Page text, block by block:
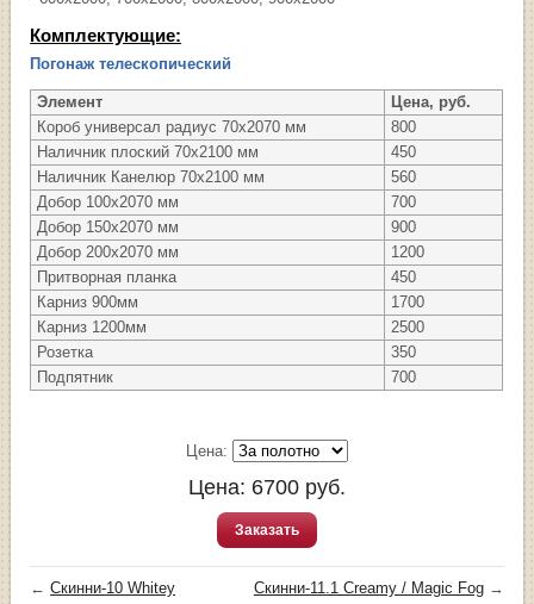
Комплектующие:
Погонаж телескопический
Элемент
Цена, руб.
Короб универсал радиус 70х2070 мм
800
Наличник плоский 70х2100 мм
450
Наличник Канелюр 70х2100 мм
560
Добор 100х2070 мм
700
Добор 150х2070 мм
900
Добор 200х2070 мм
1200
Притворная планка
450
Карниз 900мм
1700
Карниз 1200мм
2500
Розетка
350
Подпятник
700
Цена:
Цена: 6700 руб.
Заказать
←Скинни-10 Whitey Скинни-11.1 Creamy / Magic Fog→